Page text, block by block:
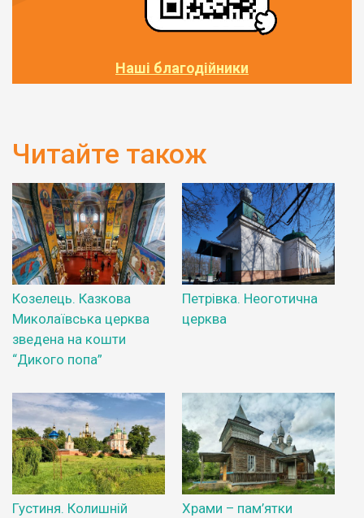
Наші благодійники
Читайте також
Козелець. Казкова
Миколаївська церква
зведена на кошти
“Дикого попа”
Петрівка. Неоготична
церква
Густиня. Колишній
Храми – пам’ятки